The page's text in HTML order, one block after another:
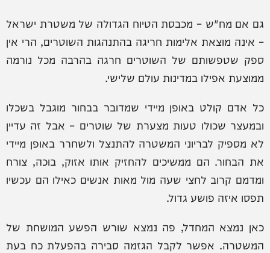
גם אם מח"ש – מכבסת הטיוח הגדולה של משטרת ישראל
– אינה מוצאת אלימות חריגה בהתנהגות השוטרים, הרי אין
ספק שטפשותם של השוטרים חרגה בהרבה מכל נורמה
ממוצעת אפילו במדינות עולם שלישי.
כל אדם קולט באופן מיידי שמדובר בבחור מוגבל בשכלו
ובמעצר שכולו טעות מצערת של שוטרים – אבל זה עדיין
לא מספיק לבריוני המשטרה להתנצל ולשחרר באופן מיידי
את הבחור. הם ממשיכים להחזיק אותו אזוק, בוכה, צורח
ומדמם קרוב לחצי שעה מול מאות אנשים כאילו הם עכשיו
תפסו איזה פושע גדול.
כאן נמצא המחדל, פה נמצא שורש הפשע המושחת של
המשטרה. אפשר לקבל הגזמה סבירה בהפעלת כח בעת